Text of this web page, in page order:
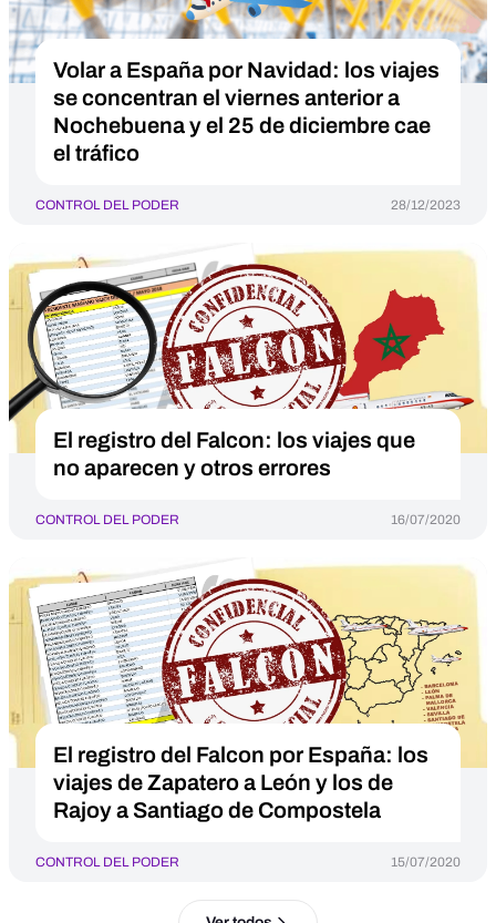
Volar a España por Navidad: los viajes
se concentran el viernes anterior a
Nochebuena y el 25 de diciembre cae
el tráfico
CONTROL DEL PODER 28/12/2023
El registro del Falcon: los viajes que
no aparecen y otros errores
CONTROL DEL PODER 16/07/2020
El registro del Falcon por España: los
viajes de Zapatero a León y los de
Rajoy a Santiago de Compostela
CONTROL DEL PODER 15/07/2020